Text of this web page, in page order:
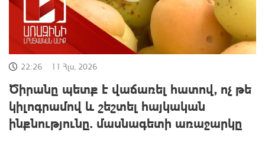
22:26 11 Հլս, 2026
Ծիրանը պետք է վաճառել հատով, ոչ թե
կիլոգրամով և շեշտել հայկական
ինքնությունը. մասնագետի առաջարկը